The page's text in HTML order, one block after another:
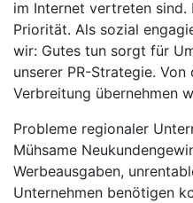
im Internet vertreten sind.
Priorität. Als sozial
wir: Gutes tun sorgt für
unserer PR-Strategie.
Verbreitung übernehmen
Probleme regionaler
Mühsame
Werbeausgaben,
Unternehmen benötigen